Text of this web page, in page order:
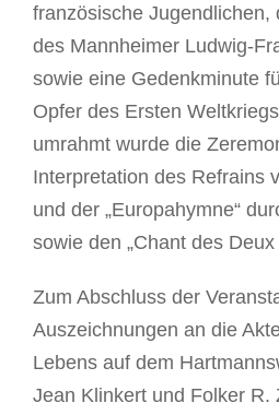
französische Jugendlichen,
des Mannheimer Ludwig-
sowie eine Gedenkminute
Opfer des Ersten
umrahmt wurde die
Interpretation des Refrains
und der „Europahymne“
sowie den „Chant des Deux
Zum Abschluss der
Auszeichnungen an die
Lebens auf dem
Jean Klinkert und Folker R.